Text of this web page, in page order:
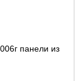
панели из